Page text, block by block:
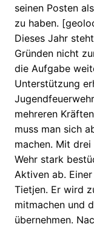
seinen Posten
zu haben.
Dieses Jahr
Gründen nicht
die Aufgabe
Unterstützung
mehreren
muss man sich
machen. Mit
Wehr stark
Aktiven ab.
Tietjen. Er wird
mitmachen und
übernehmen.